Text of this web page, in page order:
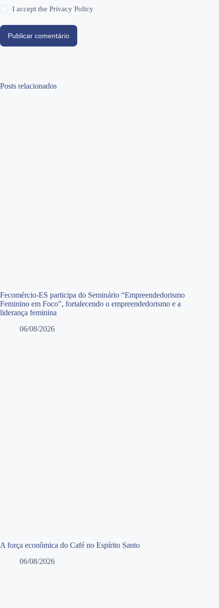
I accept thePrivacy Policy
Publicar comentário
Posts relacionados
Fecomércio-ES participa do Seminário “Empreendedorismo
Feminino em Foco”, fortalecendo o empreendedorismo e a
liderança feminina
06/08/2026
A força econômica do Café no Espírito Santo
06/08/2026